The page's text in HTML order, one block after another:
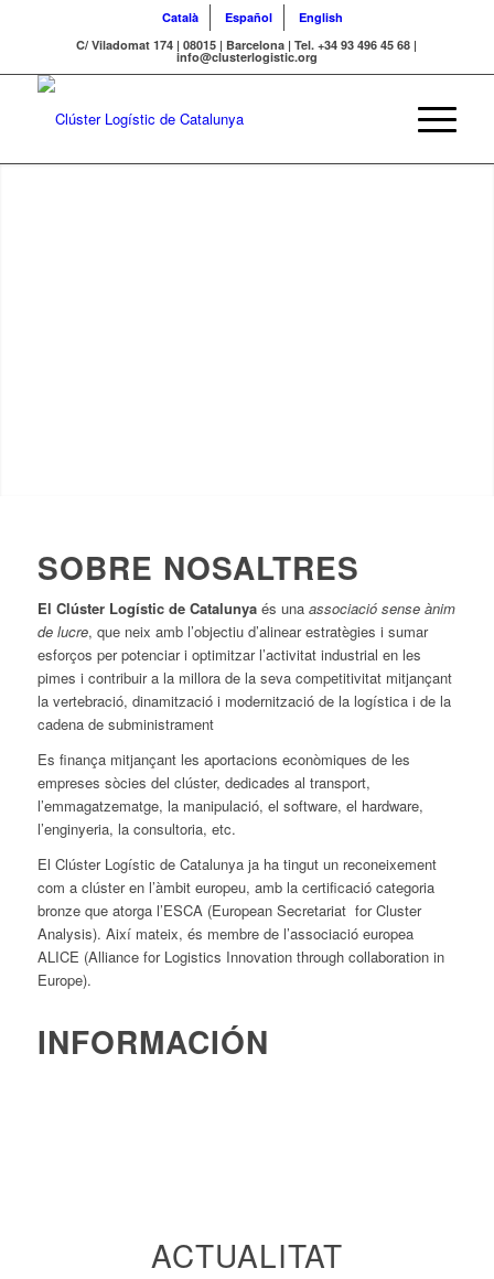
Català Español
English
C/ Viladomat 174 | 08015 | Barcelona | Tel. +34 93 496 45 68 |
info@clusterlogistic.org
SOBRE NOSALTRES
El Clúster Logístic de Catalunyaés una associació sense ànim
de lucre, que neix amb l’objectiu d’alinear estratègies i sumar
esforços per potenciar i optimitzar l’activitat industrial en les
pimes i contribuir a la millora de la seva competitivitat mitjançant
la vertebració, dinamització i modernització de la logística i de la
cadena de subministrament
Es finança mitjançant les aportacions econòmiques de les
empreses sòcies del clúster, dedicades al transport,
l’emmagatzematge, la manipulació, el software, el hardware,
l’enginyeria, la consultoria, etc.
El Clúster Logístic de Catalunya ja ha tingut un reconeixement
com a clúster en l’àmbit europeu, amb la certificació categoria
bronze que atorga l’ESCA (European Secretariat for Cluster
Analysis). Així mateix, és membre de l’associació europea
ALICE (Alliance for Logistics Innovation through collaboration in
Europe).
INFORMACIÓN
ACTUALITAT